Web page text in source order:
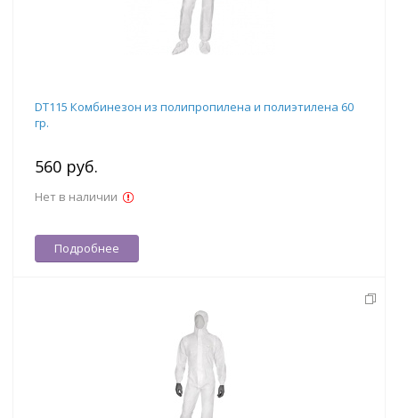
DT115 Комбинезон из полипропилена и полиэтилена 60
гр.
560 руб.
Нет в наличии
Подробнее